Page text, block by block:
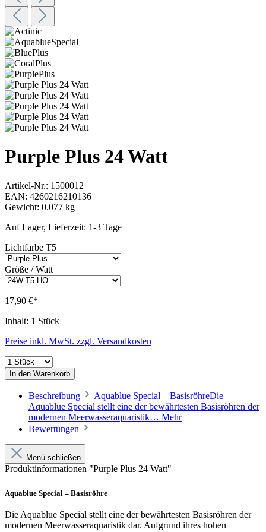
Purple Plus 24 Watt
Artikel-Nr.: 1500012
EAN: 4260216210136
Gewicht: 0.077 kg
Auf Lager, Lieferzeit: 1-3 Tage
Lichtfarbe T5
Größe / Watt
17,90 €*
Inhalt: 1 Stück
Preise inkl. MwSt. zzgl. Versandkosten
In den Warenkorb
Beschreibung
Aquablue Special – BasisröhreDie
Aquablue Special stellt eine der bewährtesten Basisröhren der
modernen Meerwasseraquaristik… Mehr
Bewertungen
Menü schließen
Produktinformationen "Purple Plus 24 Watt"
Aquablue Special – Basisröhre
Die Aquablue Special stellt eine der bewährtesten Basisröhren der
modernen Meerwasseraquaristik dar. Aufgrund ihres hohen